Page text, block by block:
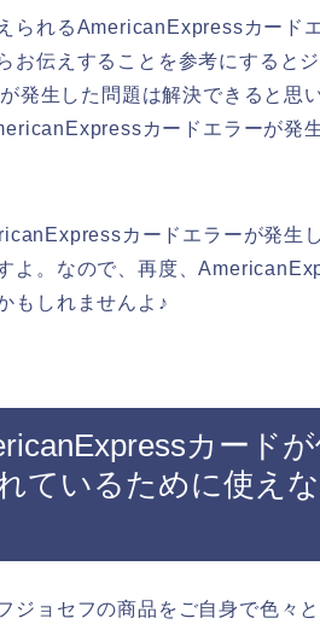
られるAmericanExpressカード
お伝えすることを参考にすると
生した問題は解決できると思
カードエラーが発
カードエラーが発生
よ。なので、再度、
もしれませんよ♪
カード
ているために使え
ジョセフの商品をご自身で色々